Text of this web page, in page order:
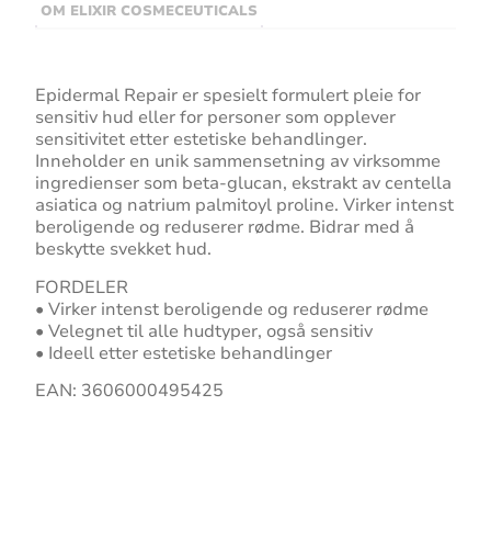
OM ELIXIR COSMECEUTICALS
Epidermal Repair er spesielt formulert pleie for
sensitiv hud eller for personer som opplever
sensitivitet etter estetiske behandlinger.
Inneholder en unik sammensetning av virksomme
ingredienser som beta-glucan, ekstrakt av centella
asiatica og natrium palmitoyl proline. Virker intenst
beroligende og reduserer rødme. Bidrar med å
beskytte svekket hud.
FORDELER
• Virker intenst beroligende og reduserer rødme
• Velegnet til alle hudtyper, også sensitiv
• Ideell etter estetiske behandlinger
EAN: 3606000495425